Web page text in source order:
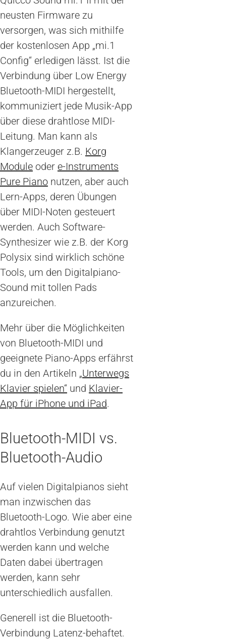
neusten Firmware zu
versorgen, was sich mithilfe
der kostenlosen App „mi.1
Config“ erledigen lässt. Ist die
Verbindung über Low Energy
Bluetooth-MIDI hergestellt,
kommuniziert jede Musik-App
über diese drahtlose MIDI-
Leitung. Man kann als
Klangerzeuger z.B. Korg
Module oder e-Instruments
Pure Piano nutzen, aber auch
Lern-Apps, deren Übungen
über MIDI-Noten gesteuert
werden. Auch Software-
Synthesizer wie z.B. der Korg
Polysix sind wirklich schöne
Tools, um den Digitalpiano-
Sound mit tollen Pads
anzureichen.
Mehr über die Möglichkeiten
von Bluetooth-MIDI und
geeignete Piano-Apps erfährst
du in den Artikeln „Unterwegs
Klavier spielen“ und Klavier-
App für iPhone und iPad.
Bluetooth-MIDI vs.
Bluetooth-Audio
Auf vielen Digitalpianos sieht
man inzwischen das
Bluetooth-Logo. Wie aber eine
drahtlos Verbindung genutzt
werden kann und welche
Daten dabei übertragen
werden, kann sehr
unterschiedlich ausfallen.
Generell ist die Bluetooth-
Verbindung Latenz-behaftet.